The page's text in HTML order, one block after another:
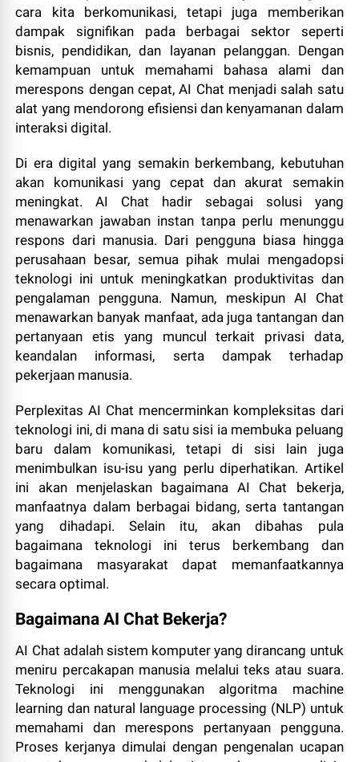
cara kita berkomunikasi, tetapi juga memberikan
dampak signifikan pada berbagai sektor seperti
bisnis, pendidikan, dan layanan pelanggan. Dengan
kemampuan untuk memahami bahasa alami dan
merespons dengan cepat, AI Chat menjadi salah satu
alat yang mendorong efisiensi dan kenyamanan dalam
interaksi digital.
Di era digital yang semakin berkembang, kebutuhan
akan komunikasi yang cepat dan akurat semakin
meningkat. AI Chat hadir sebagai solusi yang
menawarkan jawaban instan tanpa perlu menunggu
respons dari manusia. Dari pengguna biasa hingga
perusahaan besar, semua pihak mulai mengadopsi
teknologi ini untuk meningkatkan produktivitas dan
pengalaman pengguna. Namun, meskipun AI Chat
menawarkan banyak manfaat, ada juga tantangan dan
pertanyaan etis yang muncul terkait privasi data,
keandalan informasi, serta dampak terhadap
pekerjaan manusia.
Perplexitas AI Chat mencerminkan kompleksitas dari
teknologi ini, di mana di satu sisi ia membuka peluang
baru dalam komunikasi, tetapi di sisi lain juga
menimbulkan isu-isu yang perlu diperhatikan. Artikel
ini akan menjelaskan bagaimana AI Chat bekerja,
manfaatnya dalam berbagai bidang, serta tantangan
yang dihadapi. Selain itu, akan dibahas pula
bagaimana teknologi ini terus berkembang dan
bagaimana masyarakat dapat memanfaatkannya
secara optimal.
Bagaimana AI Chat Bekerja?
AI Chat adalah sistem komputer yang dirancang untuk
meniru percakapan manusia melalui teks atau suara.
Teknologi ini menggunakan algoritma machine
learning dan natural language processing (NLP) untuk
memahami dan merespons pertanyaan pengguna.
Proses kerjanya dimulai dengan pengenalan ucapan